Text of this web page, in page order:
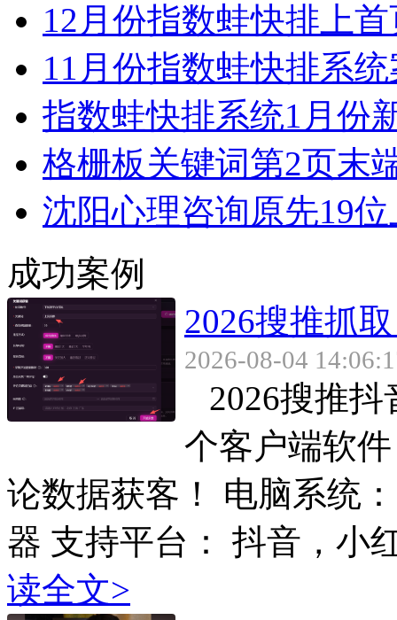
12月份指数蛙快排上
11月份指数蛙快排系
指数蛙快排系统1月份
格栅板关键词第2页末
沈阳心理咨询原先19
成功案例
2026搜推抓
2026-08-04
2026搜推
个客户端软
论数据获客！ 电脑系统
器 支持平台： 抖音，小
读全文>